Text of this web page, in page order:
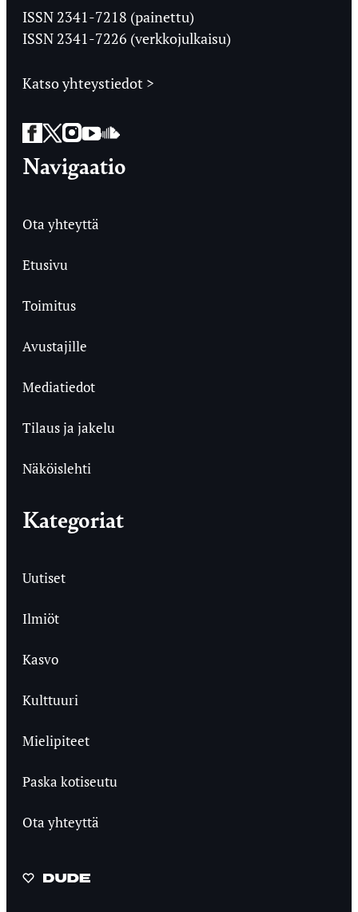
Ylioppilaslehti
ISSN 2341-7218 (painettu)
ISSN 2341-7226 (verkkojulkaisu)
Katso yhteystiedot >
Facebook
Twitter
Instagram
YouTube
SoundCloud
Navigaatio
Ota yhteyttä
Etusivu
Toimitus
Avustajille
Mediatiedot
Tilaus ja jakelu
Näköislehti
Kategoriat
Uutiset
Ilmiöt
Kasvo
Kulttuuri
Mielipiteet
Paska kotiseutu
Ota yhteyttä